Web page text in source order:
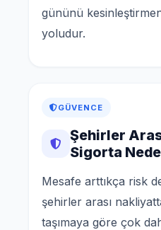
gününü
yoludur.
GÜVENCE
Şehirler
Sigorta
Mesafe arttıkça risk
şehirler arası
taşımaya göre çok